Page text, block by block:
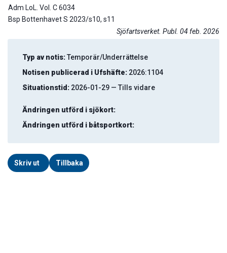
Adm LoL. Vol. C 6034
Bsp Bottenhavet S 2023/s10, s11
Sjöfartsverket. Publ. 04 feb. 2026
Typ av notis:Temporär/Underrättelse
Notisen publicerad i Ufshäfte: 2026:1104
Situationstid: 2026-01-29 — Tills vidare
Ändringen utförd i sjökort:
Ändringen utförd i båtsportkort:
Skriv ut Tillbaka